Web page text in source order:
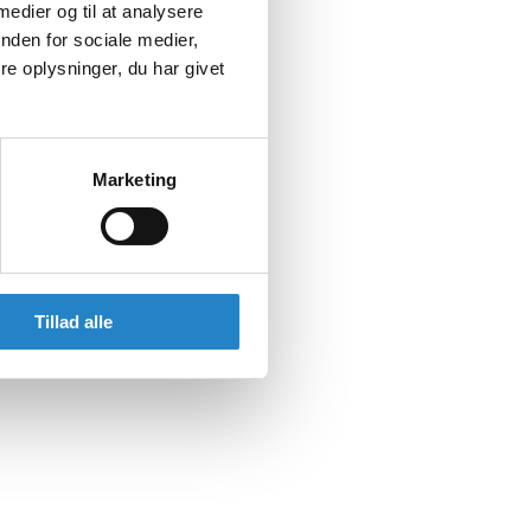
og til at analysere
for sociale medier,
oplysninger, du har givet
Marketing
Tillad alle